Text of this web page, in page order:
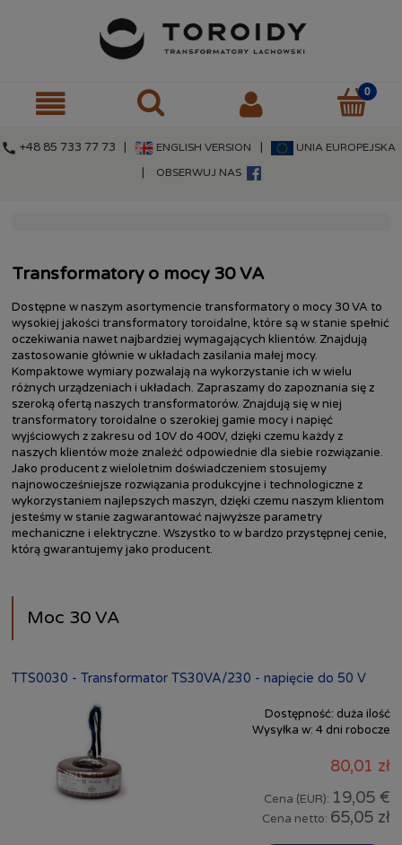
call +48 85 733 77 73 | ENGLISH VERSION UNIA EUROPEJSKA
OBSERWUJ NAS
Transformatory o mocy 30 VA
Dostępne w naszym asortymencie transformatory o mocy 30 VA to
wysokiej jakości transformatory toroidalne, które są w stanie spełnić
oczekiwania nawet najbardziej wymagających klientów. Znajdują
zastosowanie głównie w układach zasilania małej mocy.
Kompaktowe wymiary pozwalają na wykorzystanie ich w wielu
różnych urządzeniach i układach. Zapraszamy do zapoznania się z
szeroką ofertą naszych transformatorów. Znajdują się w niej
transformatory toroidalne o szerokiej gamie mocy i napięć
wyjściowych z zakresu od 10V do 400V, dzięki czemu każdy z
naszych klientów może znaleźć odpowiednie dla siebie rozwiązanie.
Jako producent z wieloletnim doświadczeniem stosujemy
najnowocześniejsze rozwiązania produkcyjne i technologiczne z
wykorzystaniem najlepszych maszyn, dzięki czemu naszym klientom
jesteśmy w stanie zagwarantować najwyższe parametry
mechaniczne i elektryczne. Wszystko to w bardzo przystępnej cenie,
którą gwarantujemy jako producent.
Moc 30 VA
TTS0030 - Transformator TS30VA/230 - napięcie do 50 V
Dostępność: duża ilość
Wysyłka w: 4 dni robocze
80,01 zł
Cena (EUR): 19,05 €
Cena netto: 65,05 zł